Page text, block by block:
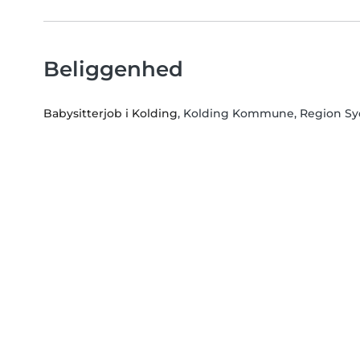
Beliggenhed
Babysitterjob i Kolding, Kolding Kommune, Region